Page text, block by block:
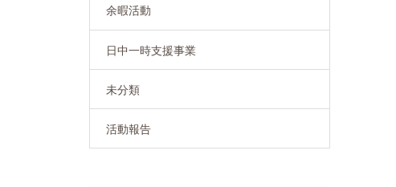
余暇活動
日中一時支援事業
未分類
活動報告